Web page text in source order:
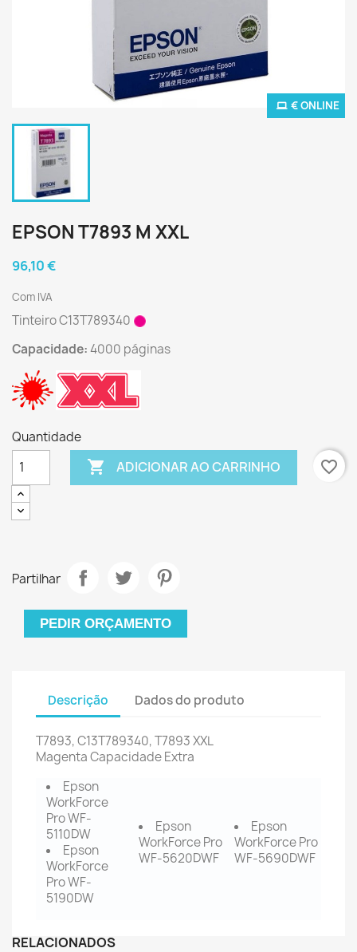
€ ONLINE
EPSON T7893 M XXL
96,10 €
Com IVA
Tinteiro C13T789340
Capacidade:4000 páginas
Quantidade
 ADICIONAR AO CARRINHO favorite_border
Partilhar
PEDIR ORÇAMENTO
Descrição Dados do produto
T7893, C13T789340, T7893 XXL
MagentaCapacidade Extra
Epson
WorkForce
Pro WF-
5110DW
Epson
WorkForce
Pro WF-
5190DW
Epson
WorkForce Pro
WF-5620DWF
Epson
WorkForce Pro
WF-5690DWF
RELACIONADOS